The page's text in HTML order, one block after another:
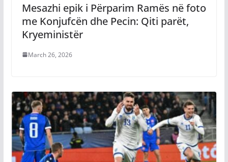
Mesazhi epik i Përparim Ramës në foto
me Konjufcën dhe Pecin: Qiti parët,
Kryeministër
March 26, 2026